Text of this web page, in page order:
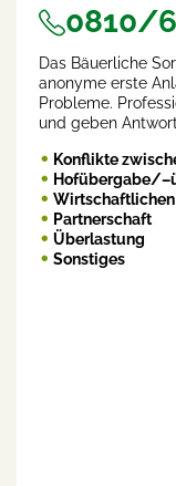
0810/
Das Bäuerliche
anonyme erste
Probleme.
und geben
Konflikte
Hofübergabe/
Wirtschaftlichen
Partnerschaft
Überlastung
Sonstiges